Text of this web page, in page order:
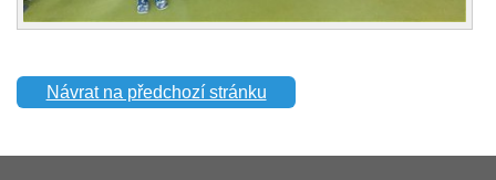
Návrat na předchozí stránku